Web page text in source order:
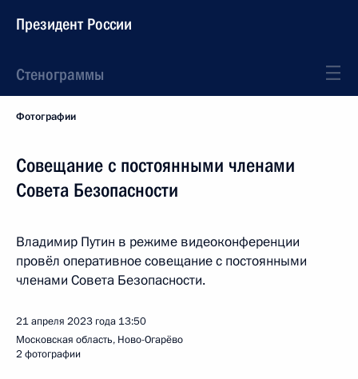
Президент России
Стенограммы
Фотографии
Совещание с постоянными членами
Совета Безопасности
Владимир Путин в режиме видеоконференции
провёл оперативное совещание с постоянными
членами Совета Безопасности.
21 апреля 2023 года 13:50
Московская область, Ново-Огарёво
2 фотографии